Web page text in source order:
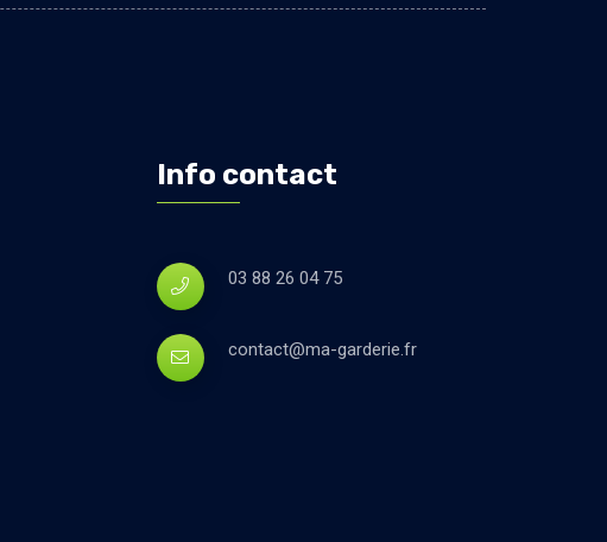
Info contact
03 88 26 04 75
contact@ma-garderie.fr